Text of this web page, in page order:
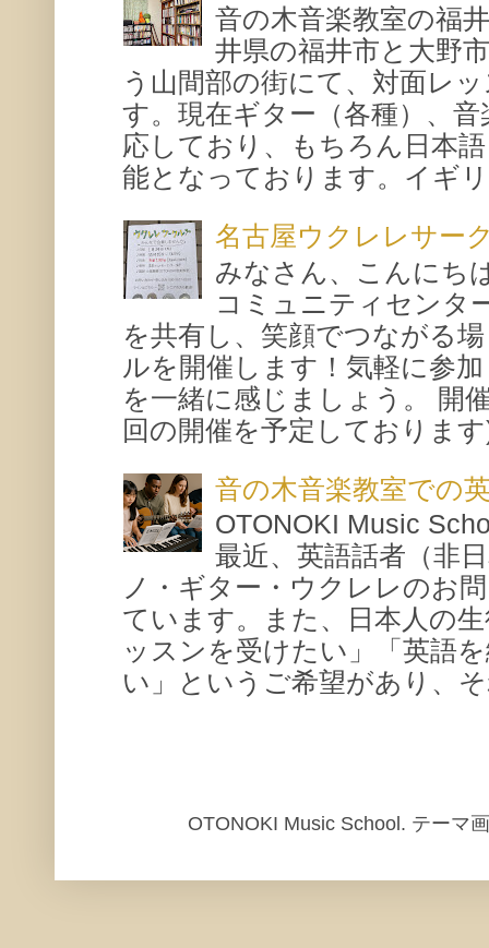
音の木音楽教室の福
井県の福井市と大野
う山間部の街にて、対面レ
す。現在ギター（各種）、
応しており、もちろん日本
能となっております。イギ
名古屋ウクレレサー
みなさん、こんにち
コミュニティセンタ
を共有し、笑顔でつながる
ルを開催します！気軽に参
を一緒に感じましょう。 開
回の開催を予定しておりま
音の木音楽教室での
OTONOKI Music
最近、英語話者（非
ノ・ギター・ウクレレのお
ています。また、日本人の
ッスンを受けたい」「英語
い」というご希望があり、
OTONOKI Music School. テーマ